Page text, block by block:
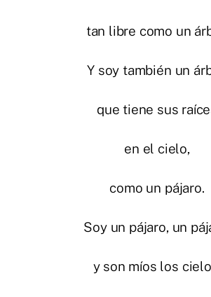
tan libre como un
Y soy también un
que tiene sus
en el cielo,
como un pájaro.
Soy un pájaro, un
y son míos los